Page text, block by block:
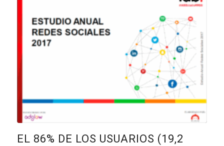
EL 86% DE LOS USUARIOS (19,2